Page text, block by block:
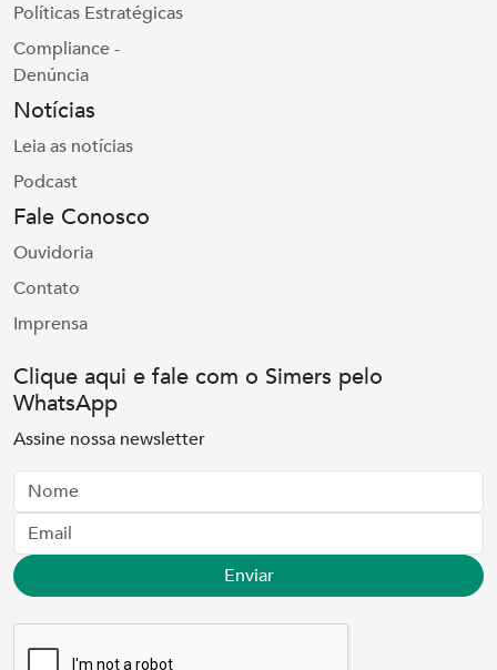
Políticas Estratégicas
Compliance -
Denúncia
Notícias
Leia as notícias
Podcast
Fale Conosco
Ouvidoria
Contato
Imprensa
Clique aqui e fale com o Simers pelo
WhatsApp
Assine nossa newsletter
Nome
Email
Enviar